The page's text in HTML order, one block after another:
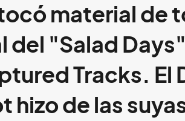
material de
del "Salad
Tracks. El
hizo de las